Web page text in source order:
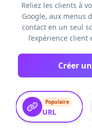
Reliez les clients à
Google, aux menus
contact en un seul
l’expérience
Créer
Populaire
URL